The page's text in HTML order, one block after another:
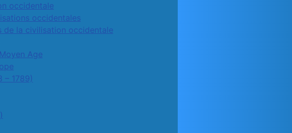
occidentale
occidentales
de la civilisation occidentale
Age
– 1789)